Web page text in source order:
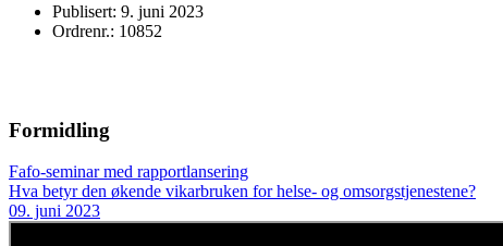
Publisert: 9. juni 2023
Ordrenr.: 10852
Formidling
Fafo-seminar med rapportlansering
Hva betyr den økende vikarbruken for helse- og omsorgstjenestene?
09. juni 2023